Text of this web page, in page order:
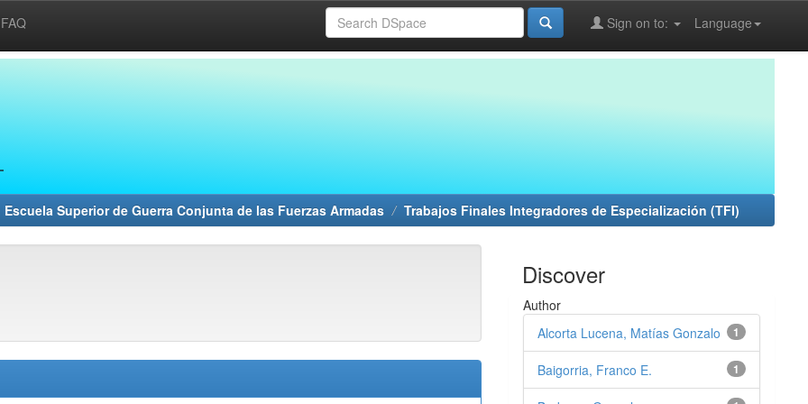
FAQ Language
Sign on to:
Escuela Superior de Guerra Conjunta de las Fuerzas Armadas Trabajos Finales Integradores de Especialización (TFI)
Discover
Author
1
Alcorta Lucena, Matías Gonzalo
1
Baigorria, Franco E.